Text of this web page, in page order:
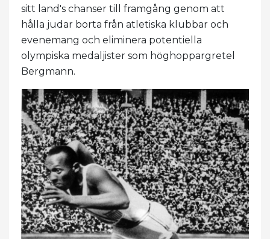
sitt land's chanser till framgång genom att
hålla judar borta från atletiska klubbar och
evenemang och eliminera potentiella
olympiska medaljister som höghoppargretel
Bergmann.